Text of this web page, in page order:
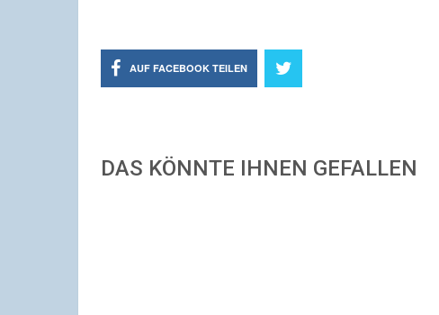
AUF FACEBOOK TEILEN
DAS KÖNNTE IHNEN GEFALLEN